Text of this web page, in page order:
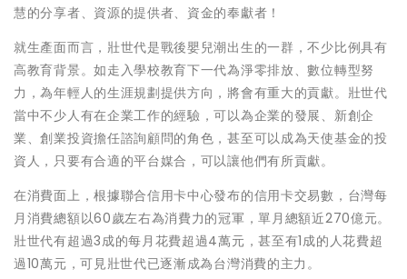
慧的分享者、資源的提供者、資金的奉獻者！
就生產面而言，壯世代是戰後嬰兒潮出生的一群，不少比例具有
高教育背景。如走入學校教育下一代為淨零排放、數位轉型努
力，為年輕人的生涯規劃提供方向，將會有重大的貢獻。壯世代
當中不少人有在企業工作的經驗，可以為企業的發展、新創企
業、創業投資擔任諮詢顧問的角色，甚至可以成為天使基金的投
資人，只要有合適的平台媒合，可以讓他們有所貢獻。
在消費面上，根據聯合信用卡中心發布的信用卡交易數，台灣每
月消費總額以60歲左右為消費力的冠軍，單月總額近270億元。
壯世代有超過3成的每月花費超過4萬元，甚至有1成的人花費超
過10萬元，可見壯世代已逐漸成為台灣消費的主力。